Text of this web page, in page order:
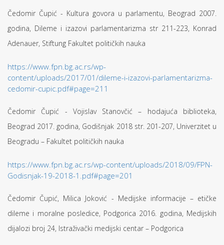
Čedomir Čupić - Kultura govora u parlamentu, Beograd 2007.
godina, Dileme i izazovi parlamentarizma str 211-223, Konrad
Adenauer, Stiftung Fakultet političkih nauka
https://www.fpn.bg.ac.rs/wp-
content/uploads/2017/01/dileme-i-izazovi-parlamentarizma-
cedomir-cupic.pdf#page=211
Čedomir Čupić - Vojislav Stanovčić – hodajuća biblioteka,
Beograd 2017. godina, Godišnjak 2018 str. 201-207, Univerzitet u
Beogradu – Fakultet političkih nauka
https://www.fpn.bg.ac.rs/wp-content/uploads/2018/09/FPN-
Godisnjak-19-2018-1.pdf#page=201
Čedomir Čupić, Milica Joković - Medijske informacije – etičke
dileme i moralne posledice, Podgorica 2016. godina, Medijskih
dijalozi broj 24, Istraživački medijski centar – Podgorica